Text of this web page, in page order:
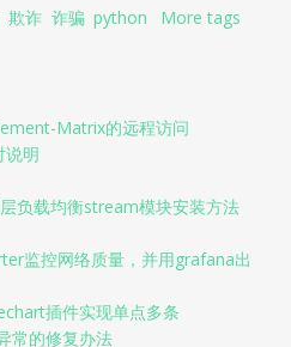
欺诈 诈骗 python More tags
Matrix的远程访问
说明
负载均衡stream模块安装方法
监控网络质量，并用grafana出
插件实现单点多条
常的修复办法